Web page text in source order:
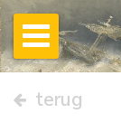
terug